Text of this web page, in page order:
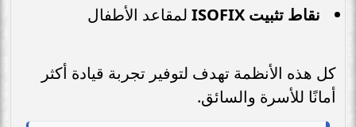
نقاط تثبيت ISOFIX
لمقاعد الأطفال
كل هذه الأنظمة تهدف لتوفير تجربة قيادة أكثر
أمانًا للأسرة والسائق.